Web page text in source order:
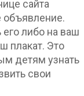
сайта
объявление.
либо на ваш
плакат. Это
детям узнать
свои